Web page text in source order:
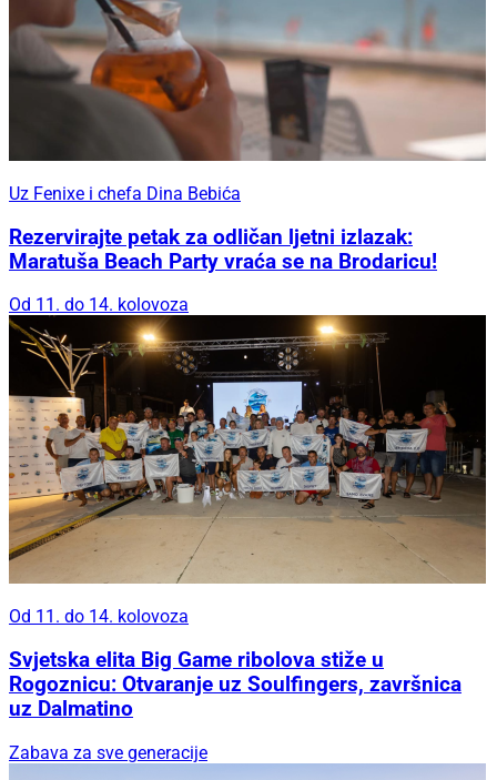
Uz Fenixe i chefa Dina Bebića
Rezervirajte petak za odličan ljetni izlazak:
Maratuša Beach Party vraća se na Brodaricu!
Od 11. do 14. kolovoza
Od 11. do 14. kolovoza
Svjetska elita Big Game ribolova stiže u
Rogoznicu: Otvaranje uz Soulfingers, završnica
uz Dalmatino
Zabava za sve generacije